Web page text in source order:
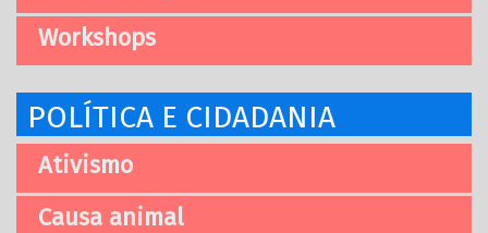
Workshops
POLÍTICA E CIDADANIA
Ativismo
Causa animal